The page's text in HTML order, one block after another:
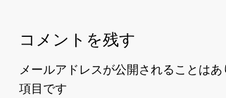
コメントを残す
メールアドレスが公開されることはあ
項目です